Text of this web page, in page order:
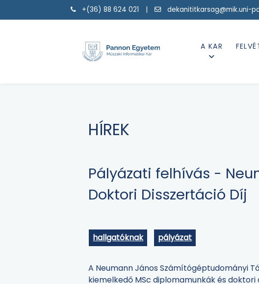
+(36) 88 624 021 |
A KAR
HÍREK
Pályázati felhívás -
Doktori Disszertáció Díj
hallgatóknak pályázat
A Neumann János Számítógéptudományi
kiemelkedő MSc diplomamunkák és